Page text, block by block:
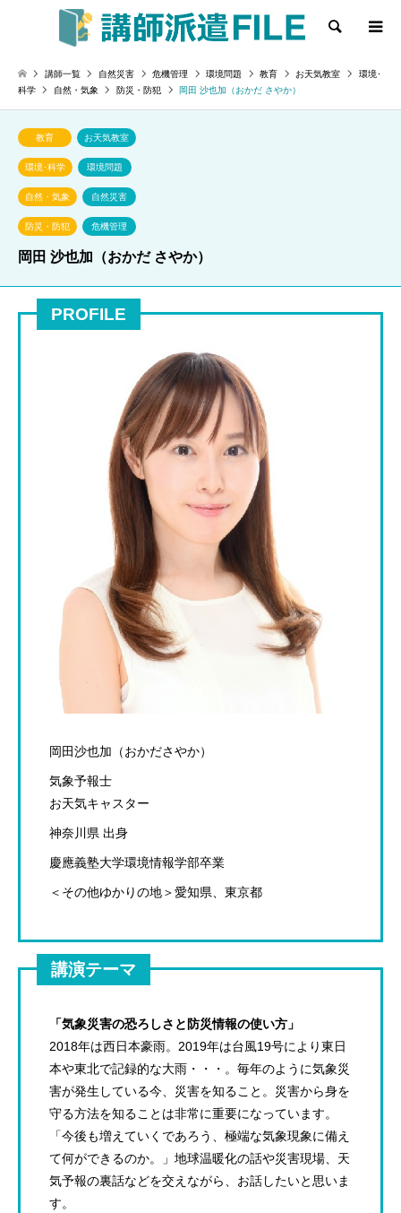
検索
講師一覧 自然災害 危機管理 環境問題 教育 お天気教室
環境･
科学
自然・気象 防災・防犯 岡田 沙也加（おかだ さやか）
教育 お天気教室
環境･科学 環境問題
自然・気象 自然災害
防災・防犯 危機管理
岡田 沙也加（おかだ さやか）
PROFILE
岡田沙也加（おかださやか）
気象予報士
お天気キャスター
神奈川県 出身
慶應義塾大学環境情報学部卒業
＜その他ゆかりの地＞愛知県、東京都
講演テーマ
「気象災害の恐ろしさと防災情報の使い方」
2018年は西日本豪雨。2019年は台風19号により東日
本や東北で記録的な大雨・・・。毎年のように気象災
害が発生している今、災害を知ること。災害から身を
守る方法を知ることは非常に重要になっています。
「今後も増えていくであろう、極端な気象現象に備え
て何ができるのか。」地球温暖化の話や災害現場、天
気予報の裏話などを交えながら、お話したいと思いま
す。